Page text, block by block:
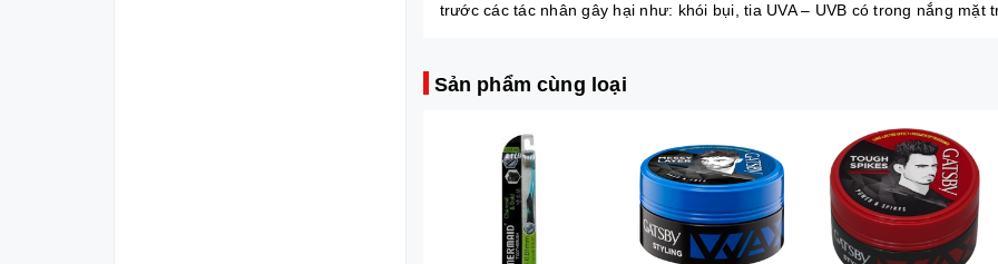
trước các tác nhân gây hại như: khói bụi, tia UVA – UVB có trong nắng mặt
Sản phẩm cùng loại